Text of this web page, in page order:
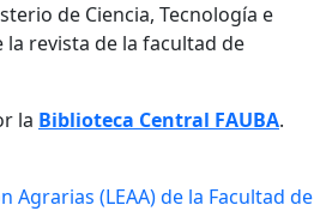
de Ciencia, Tecnología e
revista de la facultad de
la Biblioteca Central FAUBA.
(LEAA) de la Facultad de